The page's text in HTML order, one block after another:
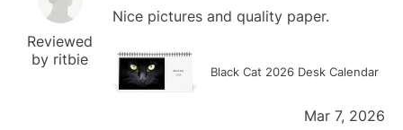
Reviewed
by ritbie
Nice pictures and quality paper.
Black Cat 2026 Desk Calendar
Mar 7, 2026